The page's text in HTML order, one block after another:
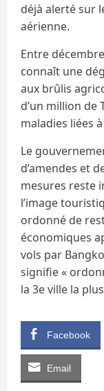
déjà alerté sur
aérienne.
Entre
connaît une
aux brûlis
d’un million de
maladies liées
Le
d’amendes et
mesures reste
l’image
ordonné de
économiques
vols par
signifie «
la 3e ville la
Facebook
Email